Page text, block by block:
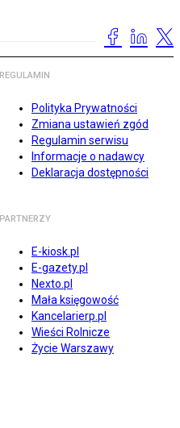
REGULAMIN
Polityka Prywatności
Zmiana ustawień zgód
Regulamin serwisu
Informacje o nadawcy
Deklaracja dostępności
PARTNERZY
E-kiosk.pl
E-gazety.pl
Nexto.pl
Mała księgowość
Kancelarierp.pl
Wieści Rolnicze
Życie Warszawy